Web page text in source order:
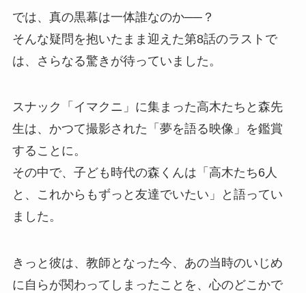
では、真の黒幕は一体誰なのか──？
そんな疑問を抱いたまま迎えた第8話のラストで
は、さらなる驚きが待っていました。
スナック「イマクニ」に集まった高木たちと森先
生は、かつて撮影された「夢を語る映像」を鑑賞
することに。
その中で、子ども時代の森くんは「高木たち6人
と、これからもずっと友達でいたい」と語ってい
ました。
きっと彼は、教師となった今、あの当時のいじめ
に自らが関わってしまったことを、心のどこかで